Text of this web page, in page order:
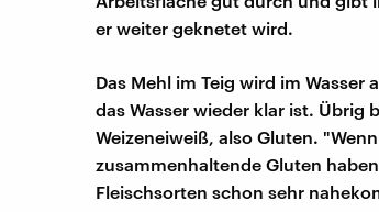
er weiter geknetet wird.
Das Mehl im Teig wird im
das Wasser wieder klar ist. Übrig
Weizeneiweiß, also Gluten.
zusammenhaltende Gluten
Fleischsorten schon sehr